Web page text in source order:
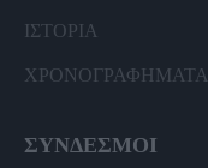
ΙΣΤΟΡΙΑ
ΧΡΟΝΟΓΡΑΦΗΜΑΤΑ
ΣΥΝΔΕΣΜΟΙ